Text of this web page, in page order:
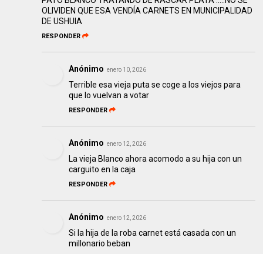
OLIVIDEN QUE ESA VENDÍA CARNETS EN MUNICIPALIDAD
DE USHUIA
RESPONDER
Anónimo enero 10, 2026
Terrible esa vieja puta se coge a los viejos para
que lo vuelvan a votar
RESPONDER
Anónimo enero 12, 2026
La vieja Blanco ahora acomodo a su hija con un
carguito en la caja
RESPONDER
Anónimo enero 12, 2026
Si la hija de la roba carnet está casada con un
millonario beban